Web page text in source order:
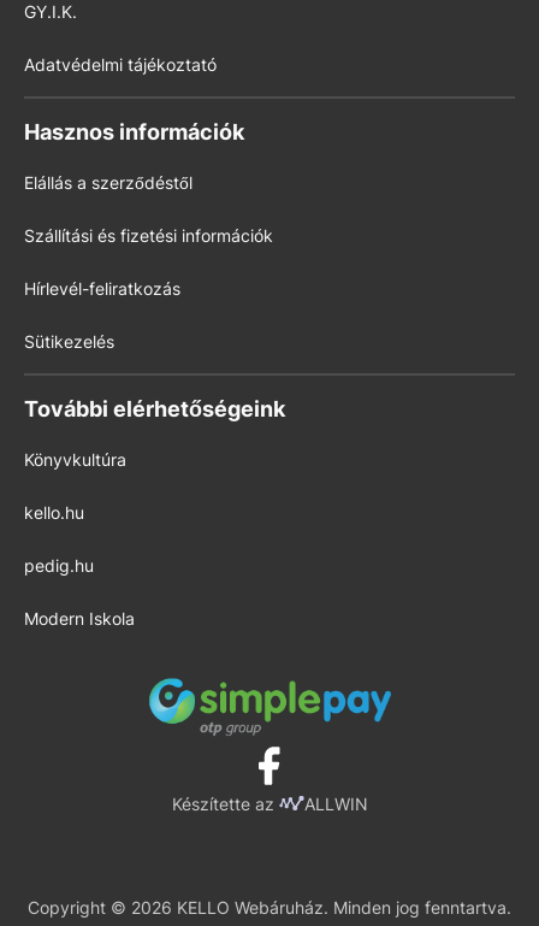
GY.I.K.
Adatvédelmi tájékoztató
Hasznos információk
Elállás a szerződéstől
Szállítási és fizetési információk
Hírlevél-feliratkozás
Sütikezelés
További elérhetőségeink
Könyvkultúra
kello.hu
pedig.hu
Modern Iskola
Készítette az ALLWIN
Copyright © 2026 KELLO Webáruház. Minden jog fenntartva.